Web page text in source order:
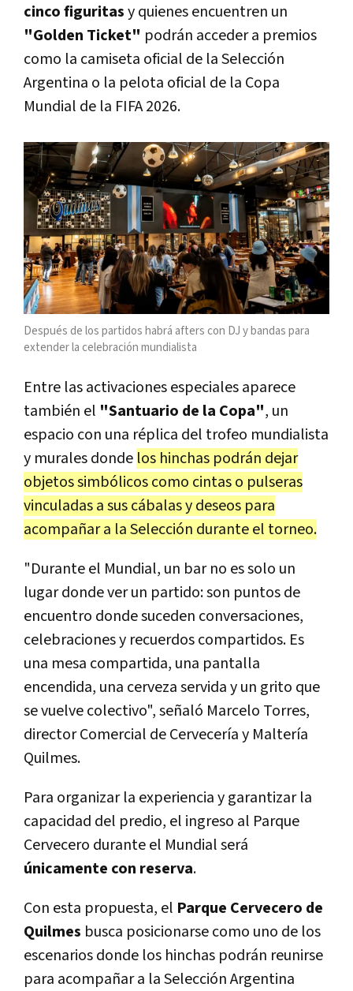
cinco figuritasy quienes encuentren un
"Golden Ticket" podrán acceder a premios
como la camiseta oficial de la Selección
Argentina o la pelota oficial de la Copa
Mundial de la FIFA 2026.
Después de los partidos habrá afters con DJ y bandas para
extender la celebración mundialista
Entre las activaciones especiales aparece
también el "Santuario de la Copa", un
espacio con una réplica del trofeo mundialista
y murales donde los hinchas podrán dejar
objetos simbólicos como cintas o pulseras
vinculadas a sus cábalas y deseos para
acompañar a la Selección durante el torneo.
"Durante el Mundial, un bar no es solo un
lugar donde ver un partido: son puntos de
encuentro donde suceden conversaciones,
celebraciones y recuerdos compartidos. Es
una mesa compartida, una pantalla
encendida, una cerveza servida y un grito que
se vuelve colectivo", señaló Marcelo Torres,
director Comercial de Cervecería y Maltería
Quilmes.
Para organizar la experiencia y garantizar la
capacidad del predio, el ingreso al Parque
Cervecero durante el Mundial será
únicamente con reserva.
Con esta propuesta, el Parque Cervecero de
Quilmes busca posicionarse como uno de los
escenarios donde los hinchas podrán reunirse
para acompañar a la Selección Argentina